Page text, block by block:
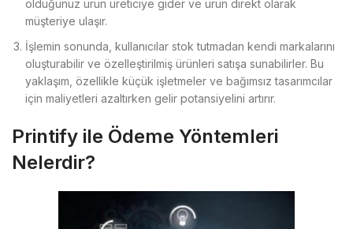
olduğunuz ürün üreticiye gider ve ürün direkt olarak
müşteriye ulaşır.
İşlemin sonunda, kullanıcılar stok tutmadan kendi markalarını
oluşturabilir ve özelleştirilmiş ürünleri satışa sunabilirler. Bu
yaklaşım, özellikle küçük işletmeler ve bağımsız tasarımcılar
için maliyetleri azaltırken gelir potansiyelini artırır.
Printify ile Ödeme Yöntemleri
Nelerdir?